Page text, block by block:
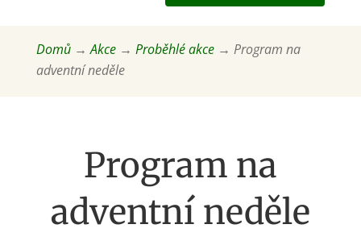
Domů→Akce→ Proběhlé akce→ Program na
adventní neděle
Program na
adventní neděle